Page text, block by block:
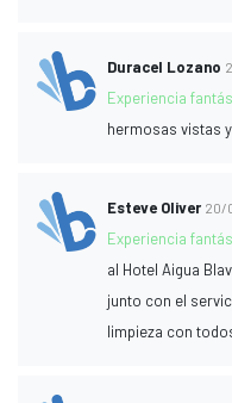
Duracel Lozano
Experiencia
hermosas vistas
Esteve Oliver 20/
Experiencia
al Hotel Aigua
junto con el
limpieza con